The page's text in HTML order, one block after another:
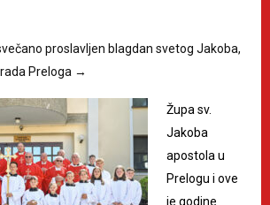
proslavljen blagdan svetog Jakoba,
Preloga →
Župa sv.
Jakoba
apostola u
Prelogu i ove
je godine